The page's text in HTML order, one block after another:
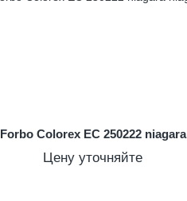
Forbo Colorex EC 250222 niagara
Цену уточняйте